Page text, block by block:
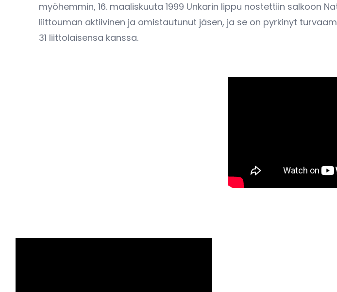
myöhemmin, 16. maaliskuuta 1999 Unkarin lippu nostettiin salkoon
liittouman aktiivinen ja omistautunut jäsen, ja se on pyrkinyt
31 liittolaisensa kanssa.